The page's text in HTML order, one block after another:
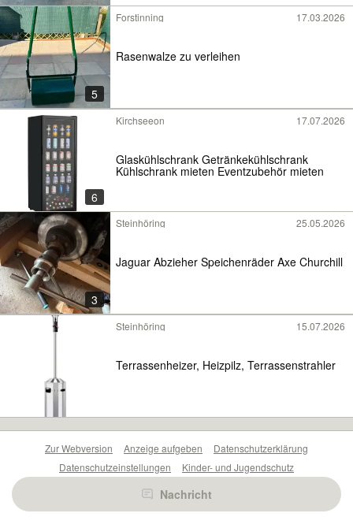
5
Forstinning 17.03.2026
Rasenwalze zu verleihen
6
Kirchseeon 17.07.2026
Glaskühlschrank Getränkekühlschrank
Kühlschrank mieten Eventzubehör mieten
3
Steinhöring 25.05.2026
Jaguar Abzieher Speichenräder Axe Churchill
Steinhöring 15.07.2026
Terrassenheizer, Heizpilz, Terrassenstrahler
Nachricht
Zur Webversion Anzeige aufgeben
Datenschutzerklärung
Datenschutzeinstellungen
Kinder- und Jugendschutz
Barrierefreiheitserklärung